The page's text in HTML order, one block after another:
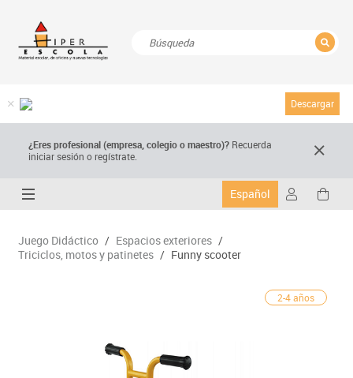
Descargar
¿Eres profesional (empresa, colegio o maestro)? Recuerda
iniciar sesión o regístrate.
Español
Juego Didáctico / Espacios exteriores /
Triciclos, motos y patinetes / Funny scooter
2-4 años